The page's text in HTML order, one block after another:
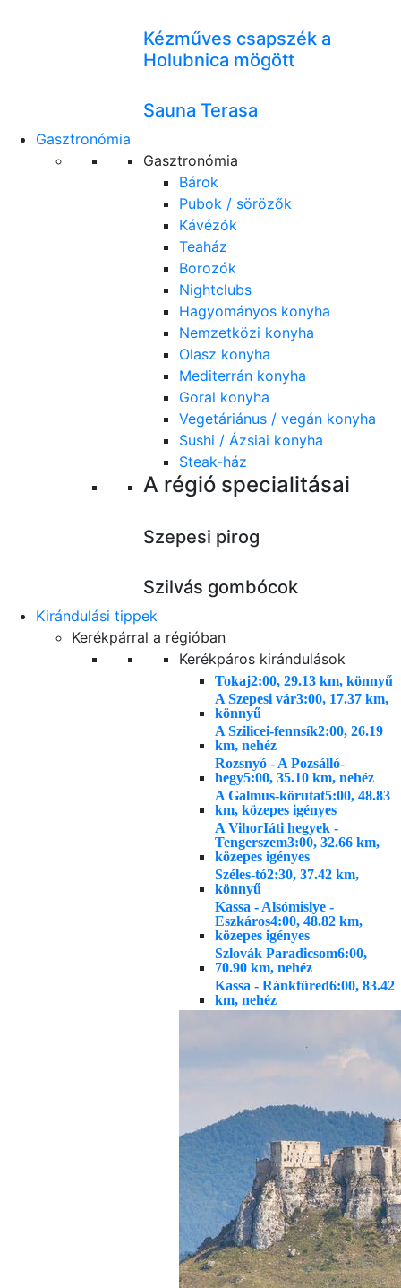
Kézműves csapszék a
Holubnica mögött
Sauna Terasa
Gasztronómia
Gasztronómia
Bárok
Pubok / sörözők
Kávézók
Teaház
Borozók
Nightclubs
Hagyományos konyha
Nemzetközi konyha
Olasz konyha
Mediterrán konyha
Goral konyha
Vegetáriánus / vegán konyha
Sushi / Ázsiai konyha
Steak-ház
A régió specialitásai
Szepesi pirog
Szilvás gombócok
Kirándulási tippek
Kerékpárral a régióban
Kerékpáros kirándulások
Tokaj2:00, 29.13 km, könnyű
A Szepesi vár3:00, 17.37 km,
könnyű
A Szilicei-fennsík2:00, 26.19
km, nehéz
Rozsnyó - A Pozsálló-
hegy5:00, 35.10 km, nehéz
A Galmus-körutat5:00, 48.83
km, közepes igényes
A VihorIáti hegyek -
Tengerszem3:00, 32.66 km,
közepes igényes
Széles-tó2:30, 37.42 km,
könnyű
Kassa - Alsómislye -
Eszkáros4:00, 48.82 km,
közepes igényes
Szlovák Paradicsom6:00,
70.90 km, nehéz
Kassa - Ránkfüred6:00, 83.42
km, nehéz